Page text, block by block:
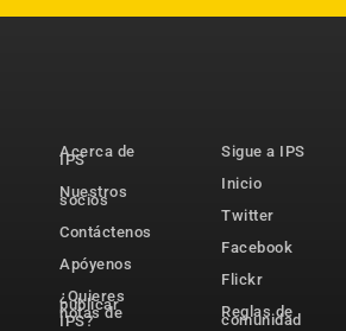
Acerca de
IPS
Nuestros
socios
Contáctenos
Apóyenos
¿Quieres
publicar
notas de
IPS?
Sigue a IPS
Inicio
Twitter
Facebook
Flickr
Reglas de
comunidad